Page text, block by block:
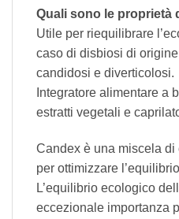
Quali sono le proprietà
Utile per riequilibrare
caso di disbiosi di
candidosi e diverticolosi.
Integratore alimentare a
estratti vegetali e
Candex è una miscela
per ottimizzare
L’equilibrio ecologico
eccezionale importanza